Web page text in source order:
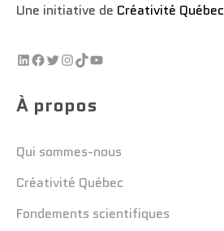
Une initiative de Créativité Québec
À propos
Qui sommes-nous
Créativité Québec
Fondements scientifiques